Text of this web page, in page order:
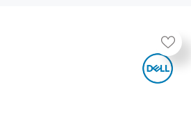
تخطي إلى منتج معلومات